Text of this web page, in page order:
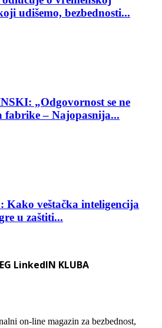
udišemo, bezbednosti...
„Odgovornost se ne
fabrike – Najopasnija...
veštačka inteligencija
u zaštiti...
LinkedIN KLUBA
on-line magazin za bezbednost,